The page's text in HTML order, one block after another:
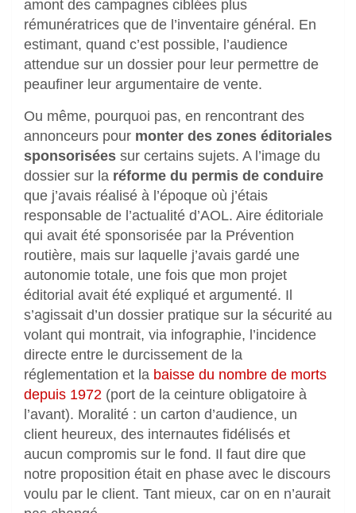
amont des campagnes ciblées plus
rémunératrices que de l’inventaire général. En
estimant, quand c’est possible, l’audience
attendue sur un dossier pour leur permettre de
peaufiner leur argumentaire de vente.
Ou même, pourquoi pas, en rencontrant des
annonceurs pour monter des zones éditoriales
sponsorisées sur certains sujets. A l’image du
dossier sur la réforme du permis de conduire
que j’avais réalisé à l’époque où j’étais
responsable de l’actualité d’AOL. Aire éditoriale
qui avait été sponsorisée par la Prévention
routière, mais sur laquelle j’avais gardé une
autonomie totale, une fois que mon projet
éditorial avait été expliqué et argumenté. Il
s’agissait d’un dossier pratique sur la sécurité au
volant qui montrait, via infographie, l’incidence
directe entre le durcissement de la
réglementation et la baisse du nombre de morts
depuis 1972 (port de la ceinture obligatoire à
l’avant). Moralité : un carton d’audience, un
client heureux, des internautes fidélisés et
aucun compromis sur le fond. Il faut dire que
notre proposition était en phase avec le discours
voulu par le client. Tant mieux, car on en n’aurait